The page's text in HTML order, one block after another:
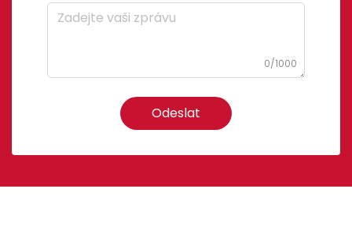
0/1000
Odeslat